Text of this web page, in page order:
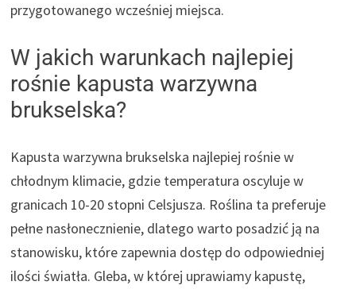
przygotowanego wcześniej miejsca.
W jakich warunkach najlepiej
rośnie kapusta warzywna
brukselska?
Kapusta warzywna brukselska najlepiej rośnie w
chłodnym klimacie, gdzie temperatura oscyluje w
granicach 10-20 stopni Celsjusza. Roślina ta preferuje
pełne nasłonecznienie, dlatego warto posadzić ją na
stanowisku, które zapewnia dostęp do odpowiedniej
ilości światła. Gleba, w której uprawiamy kapustę,